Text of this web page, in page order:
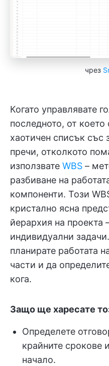
чрез
Когато управлявате
последното, от
хаотичен списък със
пречи, отколкото
използвате WBS –
разбиване на
компоненти. Този
кристално ясна
йерархия на проекта
индивидуални
планирате работата
части и да
кога.
Защо ще харесате
Определете
крайните срокове
начало.